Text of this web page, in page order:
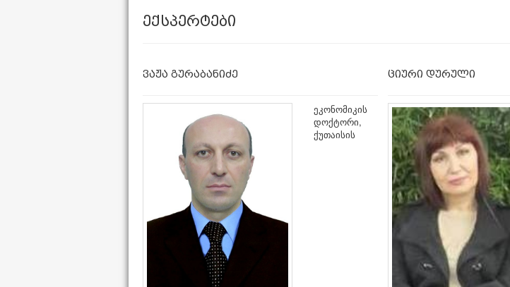
ექსპერტები
ვაჟა გურაბანიძე
ეკონომიკის
დოქტორი,
ქუთაისის
ციური დურული